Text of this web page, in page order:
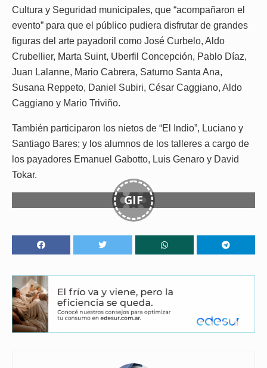
Cultura y Seguridad municipales, que “acompañaron el
evento” para que el público pudiera disfrutar de grandes
figuras del arte payadoril como José Curbelo, Aldo
Crubellier, Marta Suint, Uberfil Concepción, Pablo Díaz,
Juan Lalanne, Mario Cabrera, Saturno Santa Ana,
Susana Reppeto, Daniel Subiri, César Caggiano, Aldo
Caggiano y Mario Triviño.
También participaron los nietos de “El Indio”, Luciano y
Santiago Bares; y los alumnos de los talleres a cargo de
los payadores Emanuel Gabotto, Luis Genaro y David
Tokar.
GIF